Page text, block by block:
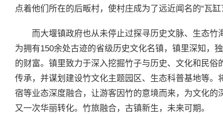
点着他们所在的后畈村，使村庄成为了远近闻名的“瓦缸
而大堰镇政府也从未停止过探寻历史文脉、生态
为拥有150余处古迹的省级历史文化名镇，镇里深知，
的财富。镇里致力于深入挖掘竹子与历史、文化和民
传承，并谋划建设竹文化主题园区、生态科普基地等
宿等业态深度融合，让游客因竹的意境而来，为文化
又一次华丽转化。竹旅融合，古镇新生，未来可期。